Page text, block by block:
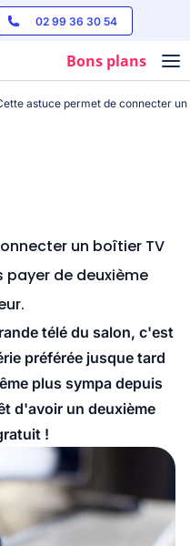
02 99 36 30 54
Bons plans
astuce permet de connecter
un boîtier TV
payer de deuxième
télé du salon, c'est
préférée jusque tard
plus sympa depuis
d'avoir un deuxième
!